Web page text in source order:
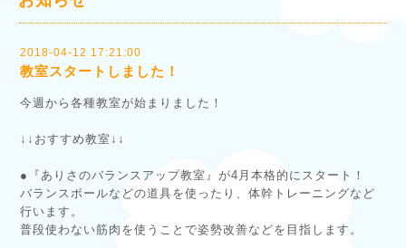
2018-04-12 17:21:00
教室スタートしました！
今週から各種教室が始まりました！
↓↓おすすめ教室↓↓
●『ありさのバランスアップ教室』が4月本格的にスタート！
バランスボールなどの道具を使ったり、体幹トレーニングなど
行います。
普段使わない筋肉を使うことで姿勢改善などを目指します。